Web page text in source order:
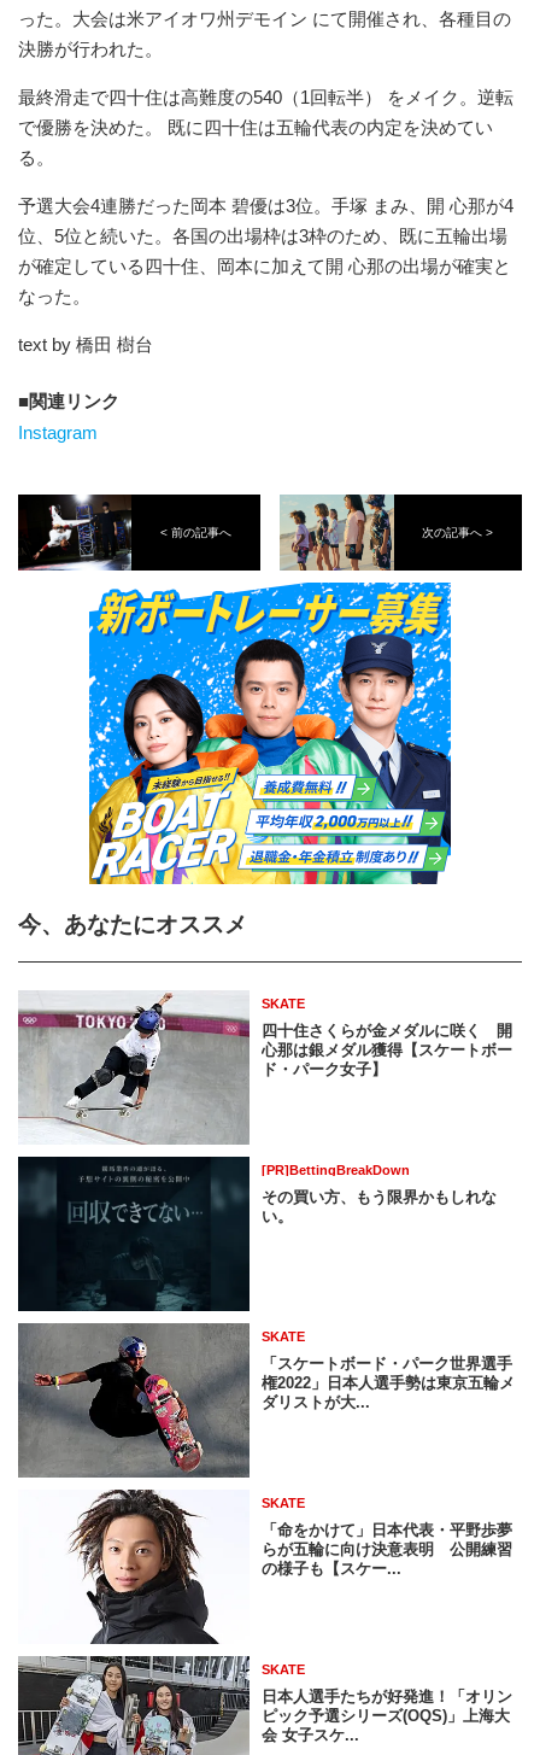
った。大会は米アイオワ州デモイン にて開催され、各種目の
決勝が行われた。
最終滑走で四十住は高難度の540（1回転半） をメイク。逆転
で優勝を決めた。 既に四十住は五輪代表の内定を決めてい
る。
予選大会4連勝だった岡本 碧優は3位。手塚 まみ、開 心那が4
位、5位と続いた。各国の出場枠は3枠のため、既に五輪出場
が確定している四十住、岡本に加えて開 心那の出場が確実と
なった。
text by 橋田 樹台
関連リンク
Instagram
< 前の記事へ 次の記事へ >
今、あなたにオススメ
SKATE
四十住さくらが金メダルに咲く 開
心那は銀メダル獲得【スケートボー
ド・パーク女子】
[PR]BettingBreakDown
その買い方、もう限界かもしれな
い。
SKATE
「スケートボード・パーク世界選手
権2022」日本人選手勢は東京五輪メ
ダリストが大...
SKATE
「命をかけて」日本代表・平野歩夢
らが五輪に向け決意表明 公開練習
の様子も【スケー...
SKATE
日本人選手たちが好発進！「オリン
ピック予選シリーズ(OQS)」上海大
会 女子スケ...